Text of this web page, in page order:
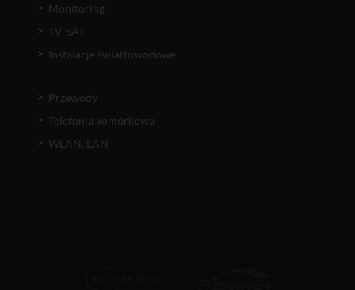
Monitoring
TV-SAT
Instalacje światłowodowe
Przewody
Telefonia komórkowa
WLAN, LAN